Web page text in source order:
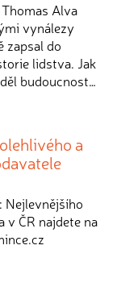
Thomas Alva
vynálezy
zapsal do
lidstva. Jak
budoucnost…
a
: Nejlevnějšího
v ČR najdete na